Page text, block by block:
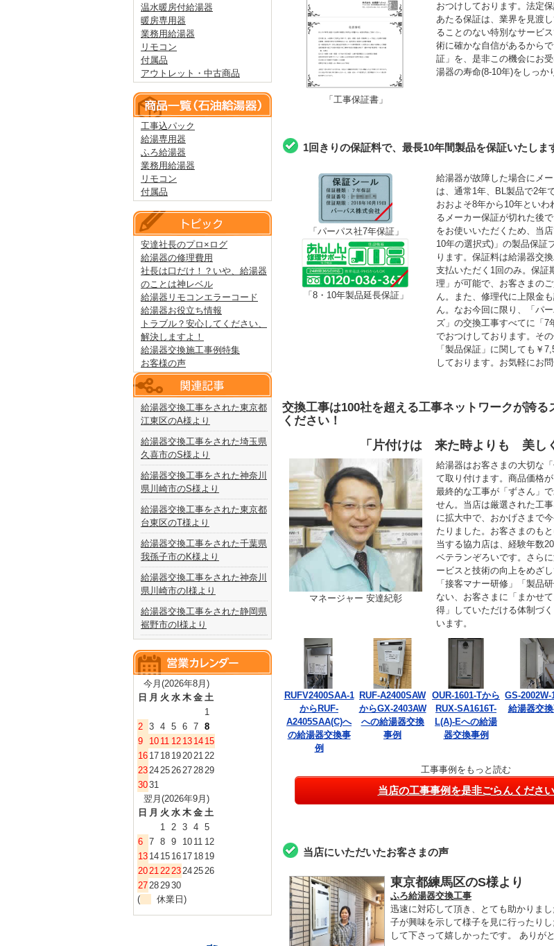
温水暖房付給湯器
暖房専用器
業務用給湯器
リモコン
付属品
アウトレット・中古商品
工事込パック
給湯専用器
ふろ給湯器
業務用給湯器
リモコン
付属品
安達社長のプロ×ログ
給湯器の修理費用
社長は口だけ！？いや、給湯器
のことは神レベル
給湯器リモコンエラーコード
給湯器お役立ち情報
トラブル？安心してください、
解決しますよ！
給湯器交換施工事例特集
お客様の声
給湯器交換工事をされた東京都
江東区のA様より
給湯器交換工事をされた埼玉県
久喜市のS様より
給湯器交換工事をされた神奈川
県川崎市のS様より
給湯器交換工事をされた東京都
台東区のT様より
給湯器交換工事をされた千葉県
我孫子市のK様より
給湯器交換工事をされた神奈川
県川崎市のI様より
給湯器交換工事をされた静岡県
裾野市のI様より
今月(2026年8月)
日 月 火 水 木 金 土
1
2 3 4 5 6 7 8
9
10 11 12 13 14 15
16 17 18 19202122
23242526272829
3031
翌月(2026年9月)
日 月 火 水 木 金 土
1 2 3 4 5
6 7 8 9 10 11 12
13 14 15 16 17 18 19
20212223242526
27282930
(
休業日)
「工事保証書」
おつけしております。法定
あたる保証は、業界を見渡
ることのない特別なサービ
術に確かな自信があるから
証」を、是非この機会にお
湯器の寿命(8-10年)をしっか
1回きりの保証料で、最長10年間製品を保証いたしま
「パーパス社7年保証」
「8・10年製品延長保証」
給湯器が故障した場合にメ
は、通常1年、BL製品で2年
おおよそ8年から10年といわ
るメーカー保証が切れた後
をお使いいただくため、当
10年の選択式)」の製品保証
ります。保証料は給湯器交
支払いただく1回のみ。保証
理」が可能で、お客さまの
ん。また、修理代に上限金
ん。なお今回に限り、「パ
ズ」の交換工事すべてに「7
でおつけしております。そ
「製品保証」に関しても￥
しております。お気軽にお問
交換工事は100社を超える工事ネットワークが誇る
ください！
「片付けは 来た時よりも 美し
マネージャー 安達紀彰
給湯器はお客さまの大切な
て取り付けます。商品価格が
最終的な工事が「ずさん」
せん。当店は厳選された工
に拡大中で、おかげさまで
たりました。お客さまのも
当する協力店は、経験年数
ベテランぞろいです。さら
ービスと技術の向上をめざ
「接客マナー研修」「製品
ない、お客さまに「まかせ
得」していただける体制づ
います。
RUFV2400SAA-1
からRUF-
A2405SAA(C)へ
の給湯器交換事
例
RUF-A2400SAW
からGX-2403AW
への給湯器交換
事例
OUR-1601-Tから
RUX-SA1616T-
L(A)-Eへの給湯
器交換事例
GS-2002W-
給湯器交
工事事例をもっと読む
当店の工事事例を是非ごらんください
当店にいただいたお客さまの声
東京都練馬区のS様より
ふろ給湯器交換工事
迅速に対応して頂き、とても助かりま
子が興味を示して様子を見に行ったり
して下さって嬉しかったです。 ありが